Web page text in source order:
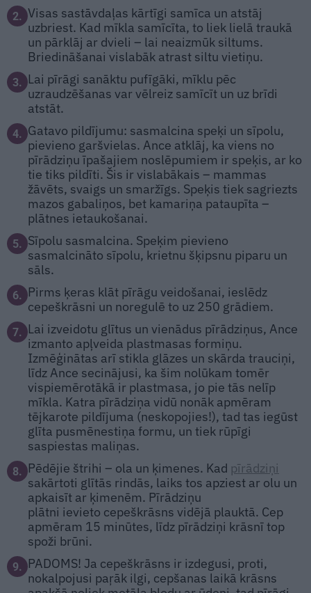
2. Visas sastāvdaļas kārtīgi samīca un atstāj
uzbriest. Kad mīkla samīcīta, to liek lielā traukā
un pārklāj ar dvieli – lai neaizmūk siltums.
Briedināšanai vislabāk atrast siltu vietiņu.
3.
Lai pīrāgi sanāktu pufīgāki, mīklu pēc
uzraudzēšanas var vēlreiz samīcīt un uz brīdi
atstāt.
4. Gatavo pildījumu: sasmalcina speķi un sīpolu,
pievieno garšvielas. Ance atklāj, ka viens no
pīrādziņu īpašajiem noslēpumiem ir speķis, ar ko
tie tiks pildīti. Šis ir vislabākais – mammas
žāvēts, svaigs un smaržīgs. Speķis tiek sagriezts
mazos gabaliņos, bet kamariņa pataupīta –
plātnes ietaukošanai.
5. Sīpolu sasmalcina. Speķim pievieno
sasmalcināto sīpolu, krietnu šķipsnu piparu un
sāls.
6.
Pirms ķeras klāt pīrāgu veidošanai, ieslēdz
cepeškrāsni un noregulē to uz 250 grādiem.
7.
Lai izveidotu glītus un vienādus pīrādziņus, Ance
izmanto apļveida plastmasas formiņu.
Izmēģinātas arī stikla glāzes un skārda trauciņi,
līdz Ance secinājusi, ka šim nolūkam tomēr
vispiemērotākā ir plastmasa, jo pie tās nelīp
mīkla. Katra pīrādziņa vidū nonāk apmēram
tējkarote pildījuma (neskopojies!), tad tas iegūst
glīta pusmēnes­tiņa formu, un tiek rūpīgi
saspiestas maliņas.
8. Pēdējie štrihi – ola un ķimenes. Kad pīrādziņi
sakārtoti glītās rindās, laiks tos apziest ar olu un
apkaisīt ar ķimenēm. Pīrādziņu
plātni ievieto cepeškrāsns vidējā plauktā. Cep
apmēram 15 minūtes, līdz pīrādziņi krāsnī top
spoži brūni.
9.
PADOMS! Ja cepeškrāsns ir izdegusi, proti,
nokalpojusi paŗāk ilgi, cepšanas laikā krāsns